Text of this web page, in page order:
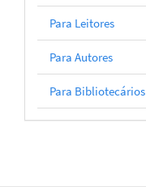
Para Leitores
Para Autores
Para Bibliotecários